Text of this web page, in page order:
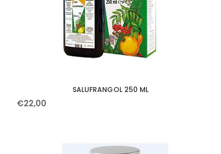
SALUFRANGOL 250 ML
€22,00